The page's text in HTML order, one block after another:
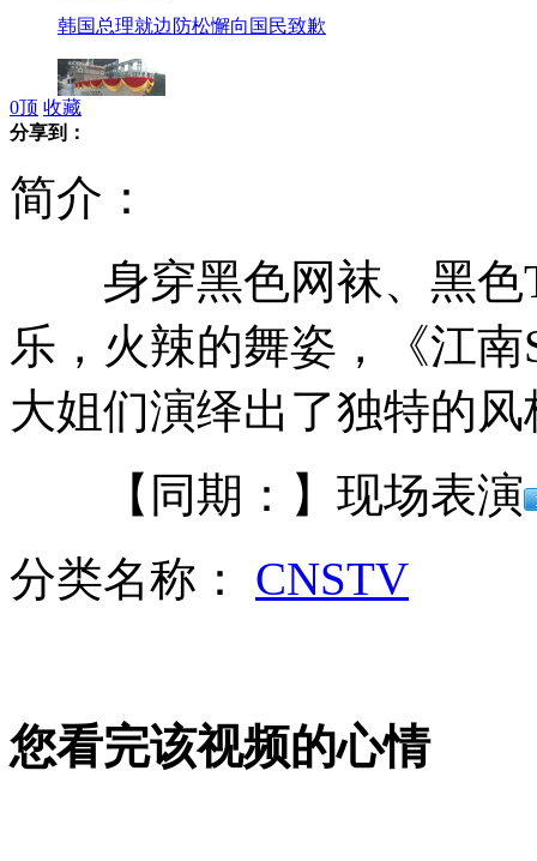
韩国总理就边防松懈向国民致歉
美军太平洋舰队司令呼吁和平解决钓鱼岛问题
日媒:中国舰队接近钓鱼岛引日恐慌
希拉里为美驻利比亚领馆遇袭揽责
0顶 收藏
分享到：
简介：
身穿黑色网袜、黑色T
乐，火辣的舞姿，《江
大姐们演绎出了独特的风
【同期：】现场表演
分类名称： CNSTV
您看完该视频的心情